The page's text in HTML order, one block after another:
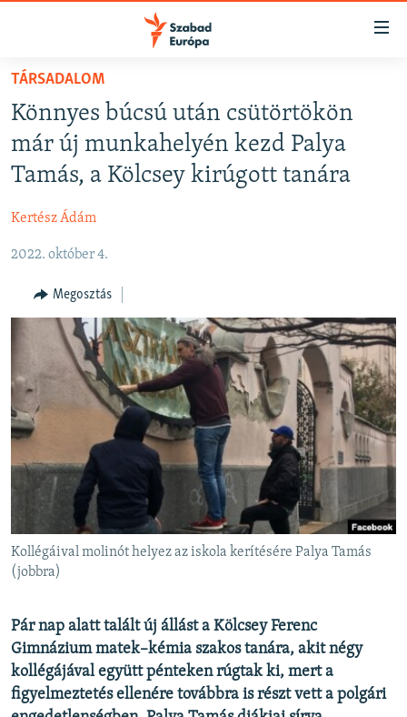
Akadálymentes
Ugrás
fő
oldalra
Ugrás
tartalomjegyzékre
NAPIRENDEN
AKTUÁLIS
PODCASTOK
ELEMZŐ
NER15
SZABADON
TÁRSADALOM
DEMOKRÁCIA
A PÉNZ NYOMÁBAN
EURÓPAI UNIÓ
VILÁG
KLÍMAVÁLTOZÁS
A MÚLT TANULSÁGAI
KÖVESSEN MINKET!
Valamennyi RFE/RL weboldal
TÁRSADALOM
Könnyes búcsú után csütörtökön
már új munkahelyén kezd Palya
Tamás, a Kölcsey kirúgott tanára
Kertész Ádám
2022. október 4.
Megosztás
Kollégáival molinót helyez az iskola kerítésére Palya Tamás
(jobbra)
Pár nap alatt talált új állást a Kölcsey Ferenc
Gimnázium matek–kémia szakos tanára, akit négy
kollégájával együtt pénteken rúgtak ki, mert a
figyelmeztetés ellenére továbbra is részt vett a polgári
FELIRATKOZÁS